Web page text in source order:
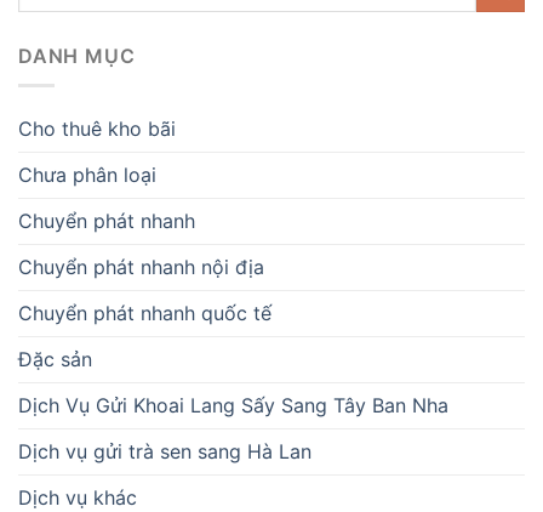
DANH MỤC
Cho thuê kho bãi
Chưa phân loại
Chuyển phát nhanh
Chuyển phát nhanh nội địa
Chuyển phát nhanh quốc tế
Đặc sản
Dịch Vụ Gửi Khoai Lang Sấy Sang Tây Ban Nha
Dịch vụ gửi trà sen sang Hà Lan
Dịch vụ khác